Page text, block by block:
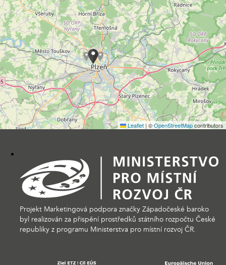
Leaflet |©OpenStreetMapcontributors
Projekt Marketingová podpora značky Západočeské baroko
byl realizován za přispění prostředků státního rozpočtu České
republiky z programu Ministerstva pro místní rozvoj ČR.